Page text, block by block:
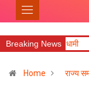
Breaking News
कुंभ-2027 से पहले
Home राज्य